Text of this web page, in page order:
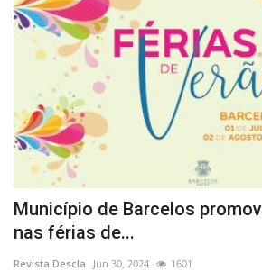
Município de Barcelos
nas férias de...
Revista Descla Jun 30, 2024 1601